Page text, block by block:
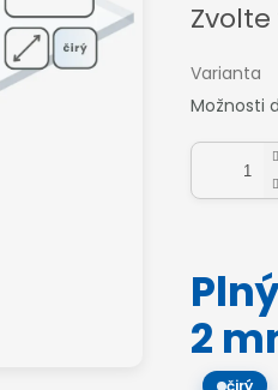
Varianta
Možnosti
2